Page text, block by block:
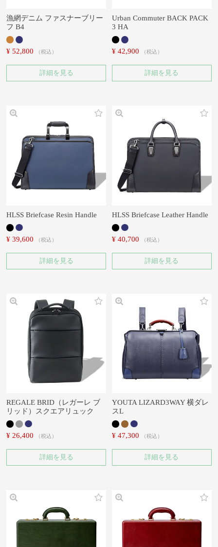
漁網デニム ファスナーブリー
フ B4
¥ 52,800 税込
詳細を見る
Urban Commuter BACK PACK
3 HA
¥ 42,900 税込
詳細を見る
HLSS Briefcase Resin Handle
¥ 39,600 税込
詳細を見る
HLSS Briefcase Leather Handle
¥ 40,700 税込
詳細を見る
REGALE BRID（レガーレ ブ
リッド）スクエアリュック
¥ 26,400 税込
詳細を見る
YOUTA LIZARD3WAY 横ダレ
スL
¥ 47,300 税込
詳細を見る